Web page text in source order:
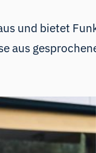
und bietet
aus